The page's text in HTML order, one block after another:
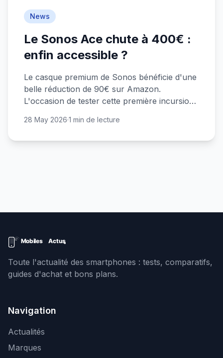
News
Le Sonos Ace chute à 400€ :
enfin accessible ?
Le casque premium de Sonos bénéficie d'une
belle réduction de 90€ sur Amazon.
L'occasion de tester cette première incursion
28 May 2026·1 min de lecture
Toute l'actualité des smartphones : tests, comparatifs,
guides d'achat et bons plans.
Navigation
Actualités
Marques